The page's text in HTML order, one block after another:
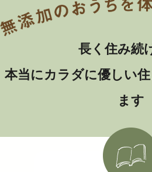
長く住み続
本当にカラダに優しい
ます